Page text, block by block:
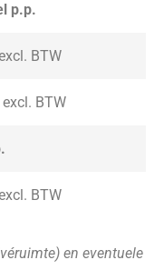
p.p.
BTW
excl. BTW
BTW
en eventuele